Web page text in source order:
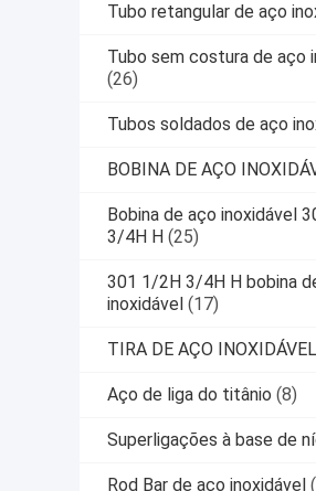
Tubo retangular de aço
Tubo sem costura de aço
(26)
Tubos soldados de aço
BOBINA DE AÇO
Bobina de aço inoxidável
3/4H H (25)
301 1/2H 3/4H H bobina
inoxidável (17)
TIRA DE AÇO INOXIDÁVEL
Aço de liga do titânio (8)
Superligações à base de
Rod Bar de aço inoxidável